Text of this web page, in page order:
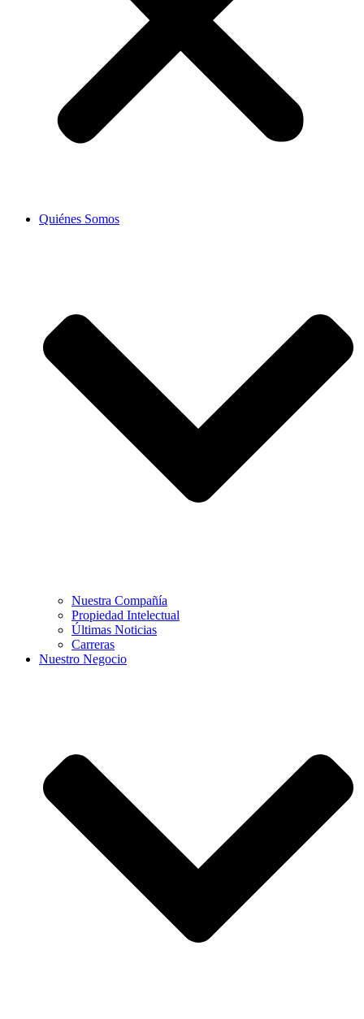
Quiénes Somos
Nuestra Compañía
Propiedad Intelectual
Últimas Noticias
Carreras
Nuestro Negocio